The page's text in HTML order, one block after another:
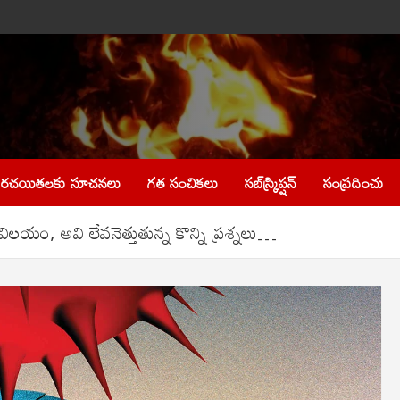
రచయితలకు సూచనలు గత సంచికలు సబ్‌స్క్రిప్షన్ సంప్రదించు
అవి లేవనెత్తుతున్న కొన్ని ప్రశ్నలు…